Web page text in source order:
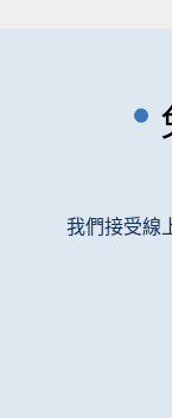
我們接受線